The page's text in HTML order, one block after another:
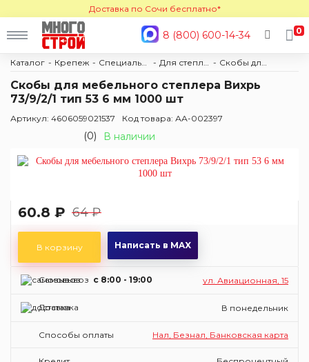
Доставка по Сочи бесплатно*
8 (800) 600-14-34 0
Каталог Крепеж
Скобы для мебельного степлера Вихрь
73/9/2/1 тип 53 6 мм 1000 шт
Артикул: 4606059021537 Код товара: АА-002397
(0) В наличии
60.8 ₽ 64 ₽
В корзину Написать в MAX
Самовывоз c 8:00 - 19:00 ул. Авиационная, 15
Доставка В понедельник
Способы оплаты Нал, Безнал, Банковская карта